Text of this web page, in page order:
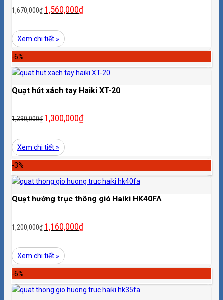
1,670,000₫ 1,560,000₫
Xem chi tiết »
-6%
Quạt hút xách tay Haiki XT-20
1,390,000₫ 1,300,000₫
Xem chi tiết »
-3%
Quạt hướng trục thông gió Haiki HK40FA
1,200,000₫ 1,160,000₫
Xem chi tiết »
-6%